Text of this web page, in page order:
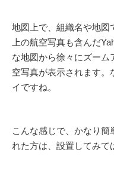
地図上で、組織名や地図
上の航空写真も含んだ
な地図から徐々にズーム
空写真が表示されます。
イですね。
こんな感じで、かなり簡
れた方は、設置してみて